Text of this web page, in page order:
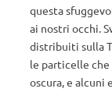
questa
ai nostri occhi.
distribuiti sulla
le particelle
oscura, e alcuni